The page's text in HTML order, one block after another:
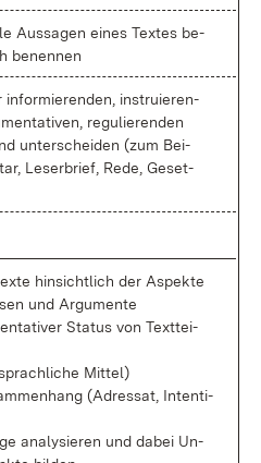
Aus­sa­gen ei­nes Tex­tes be­
be­nen­nen
in­for­mie­ren­den, in­stru­ie­ren­
re­gu­lie­ren­den
un­ter­schei­den (zum Bei­
Le­ser­brief, Re­de, Ge­set­
hin­sicht­lich der As­pek­te
und Ar­gu­men­te
Sta­tus von Text­tei­
Mit­tel)
(Adres­sat, In­ten­ti­
ana­ly­sie­ren und da­bei Un­